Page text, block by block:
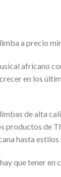
a precio
africano
en los
de alta
productos de
hasta estilos
que tener